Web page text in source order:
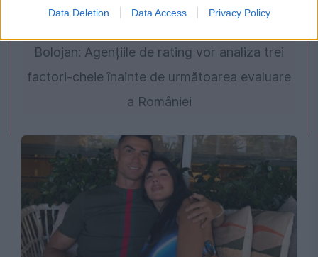
Data Deletion Data Access Privacy Policy
Bolojan: Agențiile de rating vor analiza trei
factori-cheie înainte de următoarea evaluare
a României